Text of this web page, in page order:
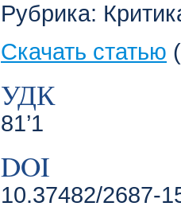
Рубрика:
Скачать статью
УДК
81’1
DOI
10.37482/2687-